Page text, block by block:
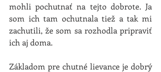
mohli pochutnať na tejto dobrote. Ja
som ich tam ochutnala tiež a tak mi
zachutili, že som sa rozhodla pripraviť
ich aj doma.
Základom pre chutné lievance je dobrý